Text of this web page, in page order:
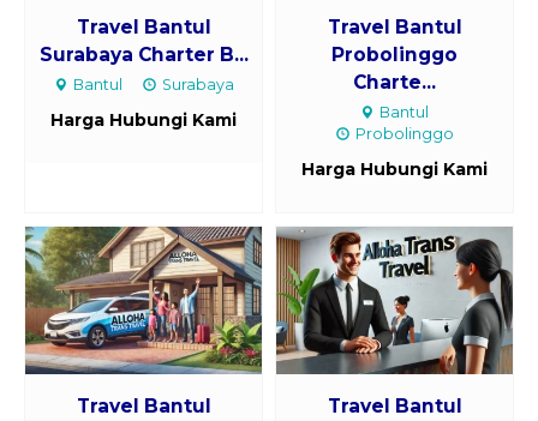
Travel Bantul
Surabaya Charter B...
Bantul Surabaya
Harga Hubungi Kami
Travel Bantul
Probolinggo
Charte...
Bantul
Probolinggo
Harga Hubungi Kami
Travel Bantul
Travel Bantul